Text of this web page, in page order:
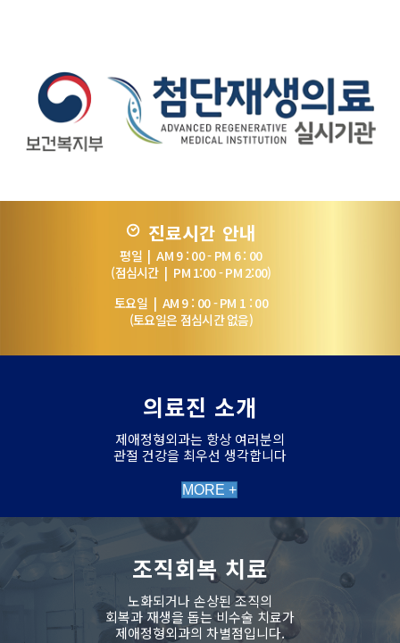
진료시간 안내
평일 | AM 9 : 00 - PM 6 : 00
(점심시간 | PM 1:00 - PM 2:00)
토요일 | AM 9 : 00 - PM 1 : 00
(토요일은 점심시간 없음)
의료진 소개
제애정형외과는 항상 여러분의
관절 건강을 최우선 생각합니다
MORE +
조직회복 치료
노화되거나 손상된 조직의
회복과 재생을 돕는 비수술 치료가
제애정형외과의 차별점입니다.